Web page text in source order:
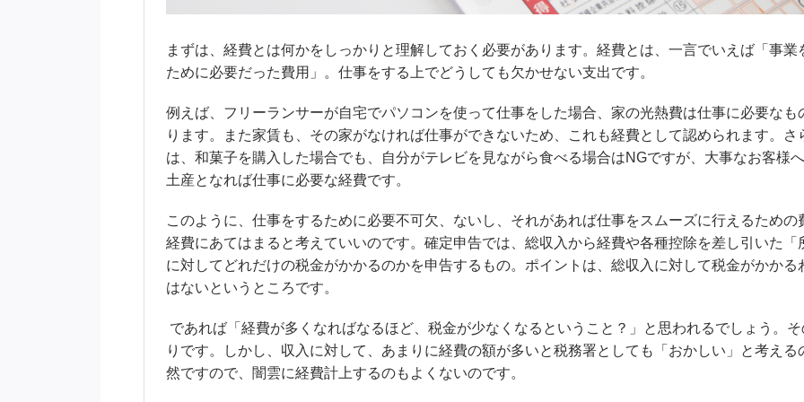
まずは、経費とは何かをしっかりと理解しておく必要があります。経費とは、一言でいえば「事業
ために必要だった費用」。仕事をする上でどうしても欠かせない支出です。
例えば、フリーランサーが自宅でパソコンを使って仕事をした場合、家の光熱費は仕事に必要なも
ります。また家賃も、その家がなければ仕事ができないため、これも経費として認められます。さ
は、和菓子を購入した場合でも、自分がテレビを見ながら食べる場合はNGですが、大事なお客様
土産となれば仕事に必要な経費です。
このように、仕事をするために必要不可欠、ないし、それがあれば仕事をスムーズに行えるための
経費にあてはまると考えていいのです。確定申告では、総収入から経費や各種控除を差し引いた「
に対してどれだけの税金がかかるのかを申告するもの。ポイントは、総収入に対して税金がかかる
はないというところです。
であれば「経費が多くなればなるほど、税金が少なくなるということ？」と思われるでしょう。
りです。しかし、収入に対して、あまりに経費の額が多いと税務署としても「おかしい」と考える
然ですので、闇雲に経費計上するのもよくないのです。